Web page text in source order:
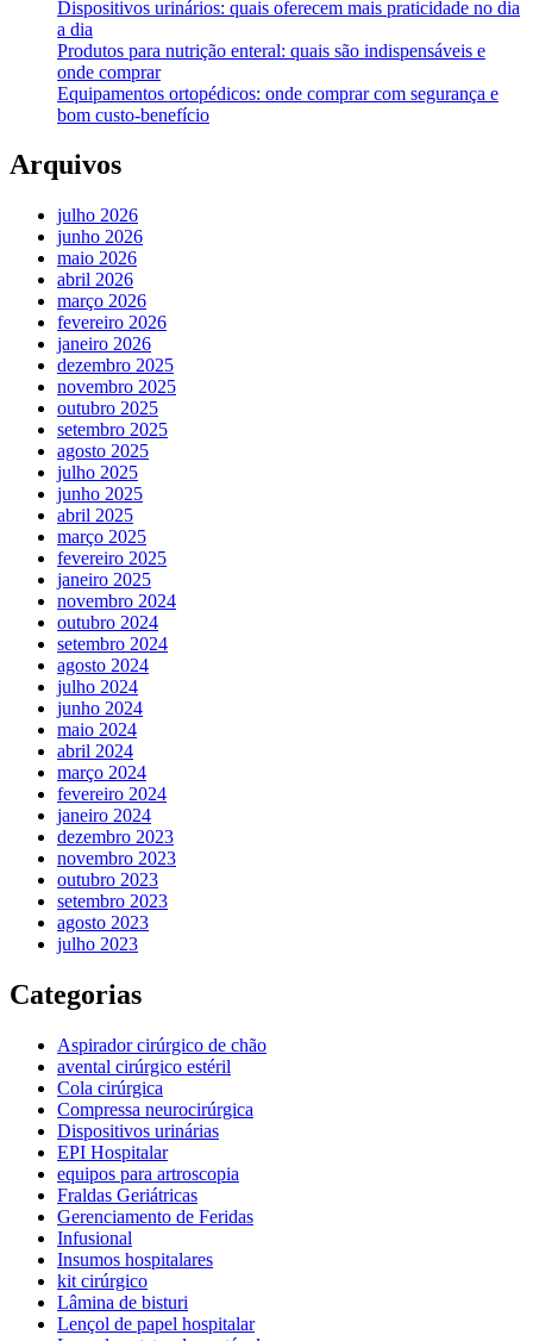
Dispositivos urinários: quais oferecem mais praticidade no dia
a dia
Produtos para nutrição enteral: quais são indispensáveis e
onde comprar
Equipamentos ortopédicos: onde comprar com segurança e
bom custo-benefício
Arquivos
julho 2026
junho 2026
maio 2026
abril 2026
março 2026
fevereiro 2026
janeiro 2026
dezembro 2025
novembro 2025
outubro 2025
setembro 2025
agosto 2025
julho 2025
junho 2025
abril 2025
março 2025
fevereiro 2025
janeiro 2025
novembro 2024
outubro 2024
setembro 2024
agosto 2024
julho 2024
junho 2024
maio 2024
abril 2024
março 2024
fevereiro 2024
janeiro 2024
dezembro 2023
novembro 2023
outubro 2023
setembro 2023
agosto 2023
julho 2023
Categorias
Aspirador cirúrgico de chão
avental cirúrgico estéril
Cola cirúrgica
Compressa neurocirúrgica
Dispositivos urinárias
EPI Hospitalar
equipos para artroscopia
Fraldas Geriátricas
Gerenciamento de Feridas
Infusional
Insumos hospitalares
kit cirúrgico
Lâmina de bisturi
Lençol de papel hospitalar